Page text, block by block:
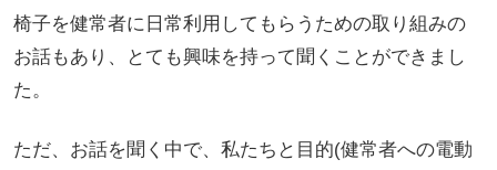
椅子を健常者に日常利用してもらうための取り組みの
お話もあり、とても興味を持って聞くことができまし
た。
ただ、お話を聞く中で、私たちと目的(健常者への電動